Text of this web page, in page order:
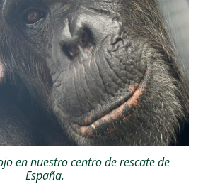
en nuestro centro de rescate de
España.